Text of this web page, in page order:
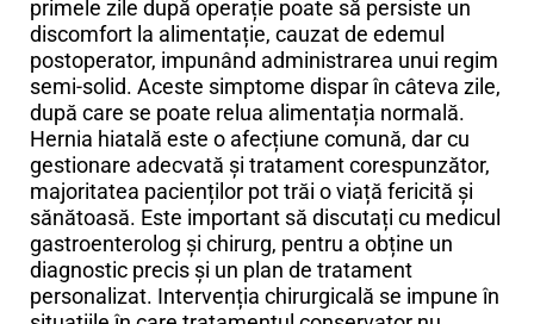
primele zile după operație poate să persiste un
discomfort la alimentație, cauzat de edemul
postoperator, impunând administrarea unui regim
semi-solid. Aceste simptome dispar în câteva zile,
după care se poate relua alimentația normală.
Hernia hiatală este o afecțiune comună, dar cu
gestionare adecvată și tratament corespunzător,
majoritatea pacienților pot trăi o viață fericită și
sănătoasă. Este important să discutați cu medicul
gastroenterolog și chirurg, pentru a obține un
diagnostic precis și un plan de tratament
personalizat. Intervenția chirurgicală se impune în